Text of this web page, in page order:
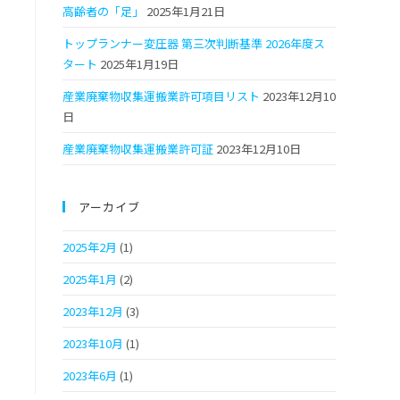
高齢者の「足」
2025年1月21日
トップランナー変圧器 第三次判断基準 2026年度ス
タート 2025年1月19日
産業廃棄物収集運搬業許可項目リスト 2023年12月10
日
産業廃棄物収集運搬業許可証 2023年12月10日
アーカイブ
2025年2月 (1)
2025年1月 (2)
2023年12月 (3)
2023年10月 (1)
2023年6月 (1)